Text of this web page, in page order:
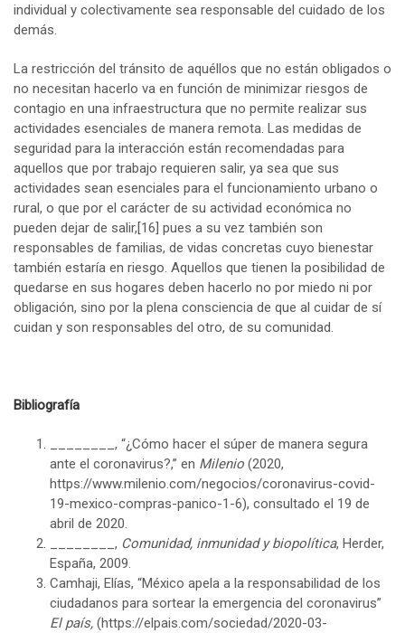
individual y colectivamente sea responsable del cuidado de los
demás.
La restricción del tránsito de aquéllos que no están obligados o
no necesitan hacerlo va en función de minimizar riesgos de
contagio en una infraestructura que no permite realizar sus
actividades esenciales de manera remota. Las medidas de
seguridad para la interacción están recomendadas para
aquellos que por trabajo requieren salir, ya sea que sus
actividades sean esenciales para el funcionamiento urbano o
rural, o que por el carácter de su actividad económica no
pueden dejar de salir,[16] pues a su vez también son
responsables de familias, de vidas concretas cuyo bienestar
también estaría en riesgo. Aquellos que tienen la posibilidad de
quedarse en sus hogares deben hacerlo no por miedo ni por
obligación, sino por la plena consciencia de que al cuidar de sí
cuidan y son responsables del otro, de su comunidad.
Bibliografía
________, “¿Cómo hacer el súper de manera segura
ante el coronavirus?,” en Milenio (2020,
https://www.milenio.com/negocios/coronavirus-covid-
19-mexico-compras-panico-1-6), consultado el 19 de
abril de 2020.
________, Comunidad, inmunidad y biopolítica, Herder,
España, 2009.
Camhaji, Elías, “México apela a la responsabilidad de los
ciudadanos para sortear la emergencia del coronavirus”
El país, (https://elpais.com/sociedad/2020-03-